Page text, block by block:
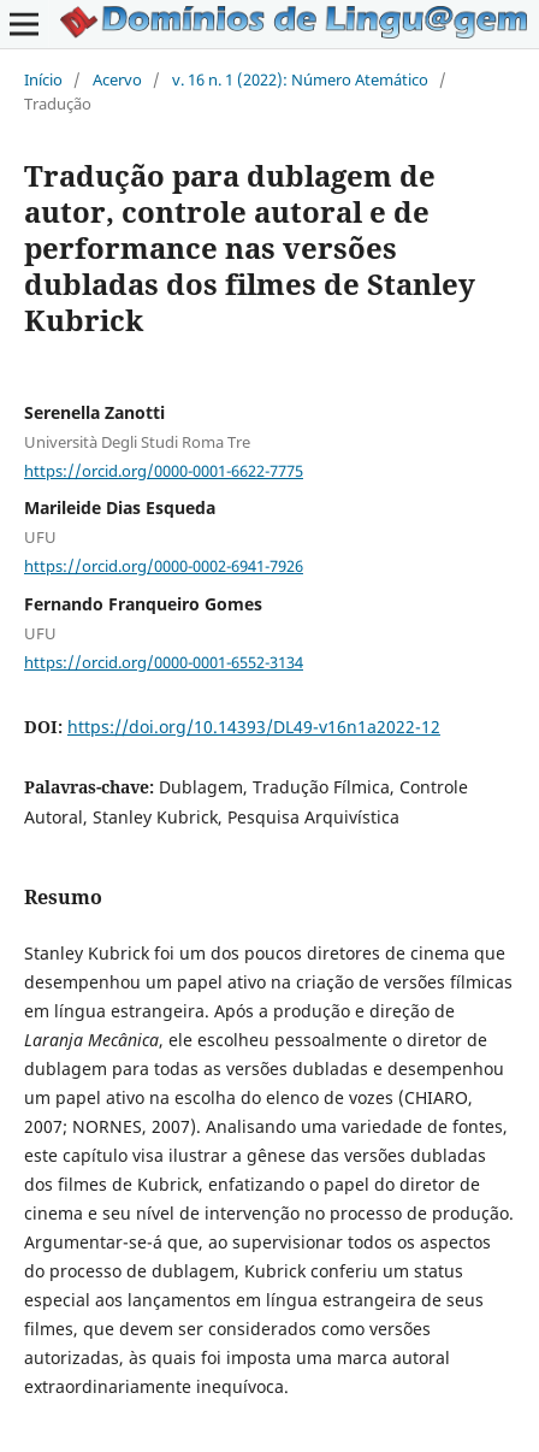
Início / Acervo / v. 16 n. 1 (2022): Número Atemático /
Tradução
Tradução para dublagem de
autor, controle autoral e de
performance nas versões
dubladas dos filmes de Stanley
Kubrick
Serenella Zanotti
Università Degli Studi Roma Tre
https://orcid.org/0000-0001-6622-7775
Marileide Dias Esqueda
UFU
https://orcid.org/0000-0002-6941-7926
Fernando Franqueiro Gomes
UFU
https://orcid.org/0000-0001-6552-3134
DOI: https://doi.org/10.14393/DL49-v16n1a2022-12
Palavras-chave: Dublagem, Tradução Fílmica, Controle
Autoral, Stanley Kubrick, Pesquisa Arquivística
Resumo
Stanley Kubrick foi um dos poucos diretores de cinema que
desempenhou um papel ativo na criação de versões fílmicas
em língua estrangeira. Após a produção e direção de
Laranja Mecânica, ele escolheu pessoalmente o diretor de
dublagem para todas as versões dubladas e desempenhou
um papel ativo na escolha do elenco de vozes (CHIARO,
2007; NORNES, 2007). Analisando uma variedade de fontes,
este capítulo visa ilustrar a gênese das versões dubladas
dos filmes de Kubrick, enfatizando o papel do diretor de
cinema e seu nível de intervenção no processo de produção.
Argumentar-se-á que, ao supervisionar todos os aspectos
do processo de dublagem, Kubrick conferiu um status
especial aos lançamentos em língua estrangeira de seus
filmes, que devem ser considerados como versões
autorizadas, às quais foi imposta uma marca autoral
extraordinariamente inequívoca.